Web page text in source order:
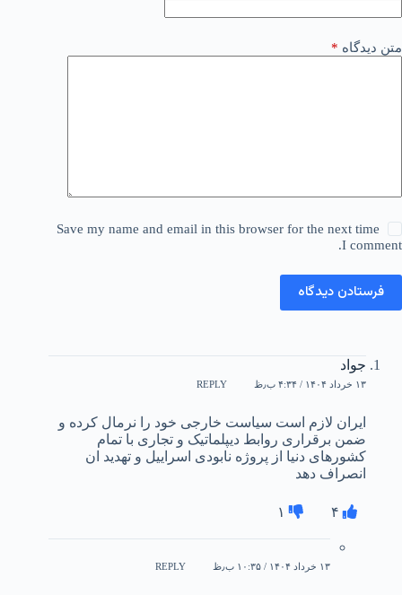
متن دیدگاه *
Save my name and email in this browser for the next time
I comment.
فرستادن دیدگاه
جواد
۱۳ خرداد ۱۴۰۴ / ۴:۳۴ ب٫ظ REPLY
ایران لازم است سیاست خارجی خود را نرمال کرده و
ضمن برقراری روابط دیپلماتیک و تجاری با تمام
کشورهای دنیا از پروژه نابودی اسراییل و تهدید ان
انصراف دهد
۴ ۱
۱۳ خرداد ۱۴۰۴ / ۱۰:۳۵ ب٫ظ REPLY